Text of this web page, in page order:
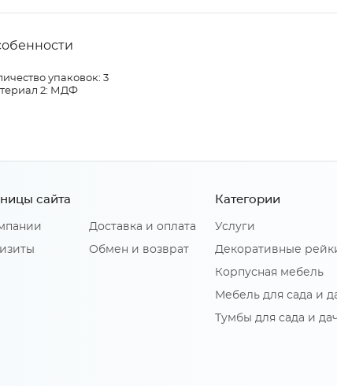
упаковок: 3
2: МДФ
сайта
Доставка и оплата
Обмен и возврат
Категории
Услуги
Декоративные
Корпусная мебель
Мебель для сада и
Тумбы для сада и